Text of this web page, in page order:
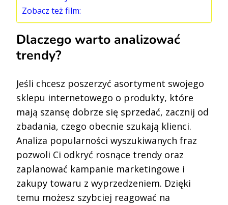
Zobacz też film:
Dlaczego warto analizować
trendy?
Jeśli chcesz poszerzyć asortyment swojego
sklepu internetowego o produkty, które
mają szansę dobrze się sprzedać, zacznij od
zbadania, czego obecnie szukają klienci.
Analiza popularności wyszukiwanych fraz
pozwoli Ci odkryć rosnące trendy oraz
zaplanować kampanie marketingowe i
zakupy towaru z wyprzedzeniem. Dzięki
temu możesz szybciej reagować na